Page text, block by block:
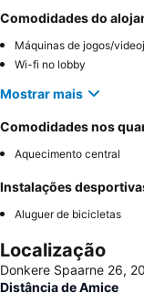
Comodidades do
Máquinas de jogos/
Wi-fi no lobby
Mostrar mais
Comodidades nos
Aquecimento central
Instalações
Aluguer de bicicletas
Localização
Donkere Spaarne 26,
Distância de Amice